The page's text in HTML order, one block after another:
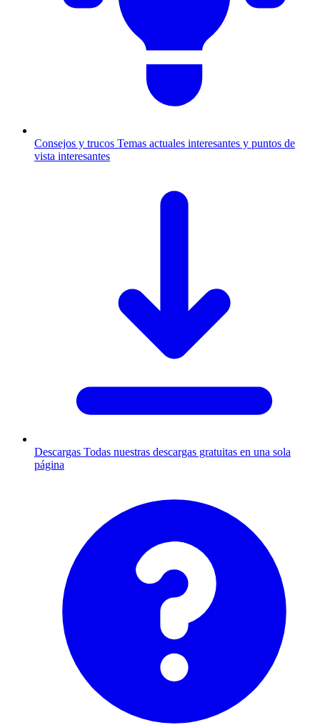
Consejos y trucos Temas actuales interesantes y puntos de
vista interesantes
Descargas Todas nuestras descargas gratuitas en una sola
página